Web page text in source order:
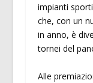
impianti
che, con un
in anno, è
tornei del
Alle